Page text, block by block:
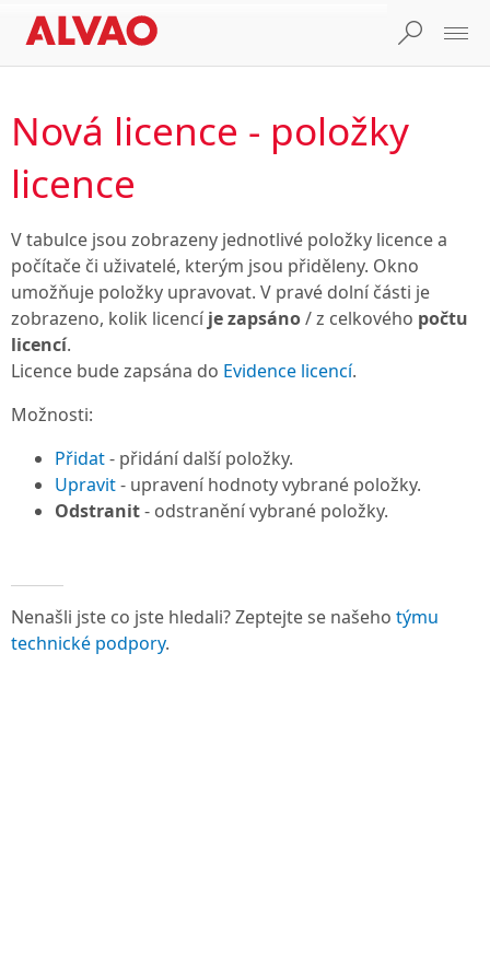
Nová licence - položky
licence
V tabulce jsou zobrazeny jednotlivé položky licence a
počítače či uživatelé, kterým jsou přiděleny. Okno
umožňuje položky upravovat. V pravé dolní části je
zobrazeno, kolik licencí je zapsáno/ z celkového počtu
licencí.
Licence bude zapsána do Evidence licencí.
Možnosti:
Přidat- přidání další položky.
Upravit- upravení hodnoty vybrané položky.
Odstranit- odstranění vybrané položky.
Nenašli jste co jste hledali? Zeptejte se našeho týmu
technické podpory.